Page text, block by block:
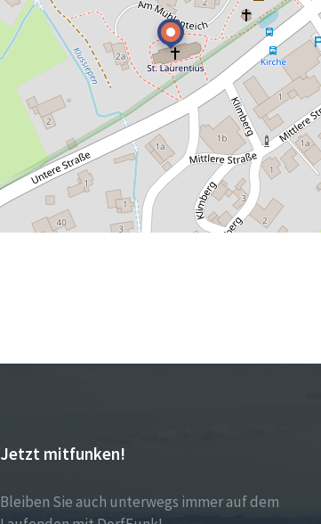
Jetzt mitfunken!
Bleiben Sie auch unterwegs immer auf dem